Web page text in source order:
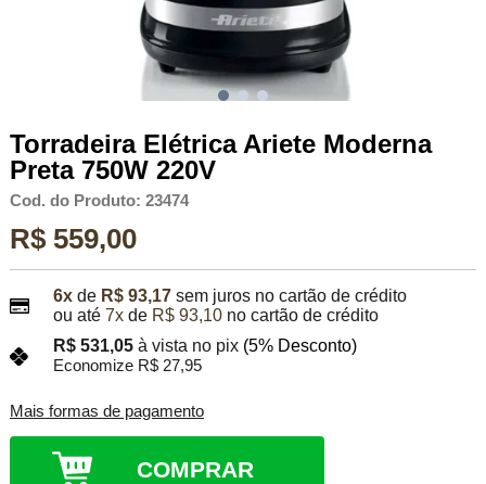
Torradeira Elétrica Ariete Moderna
Preta 750W 220V
Cod. do Produto: 23474
R$ 559,00
6xde R$ 93,17 sem juros no cartão de crédito
ou até 7xde R$ 93,10no cartão de crédito
R$ 531,05 à vista no pix (5% Desconto)
Economize R$ 27,95
Mais formas de pagamento
COMPRAR